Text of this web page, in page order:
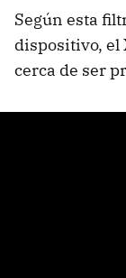
Según esta
dispositivo, el
cerca de ser